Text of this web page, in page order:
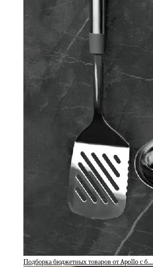
Подборка бюджетных товаров от Apollo с б…